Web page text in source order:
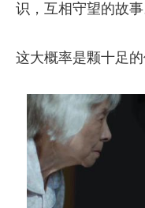
识，互相守望的故事
这大概率是颗十足的